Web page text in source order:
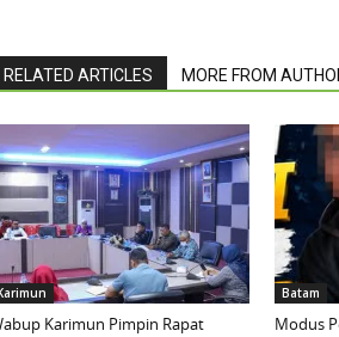
RELATED ARTICLES MORE FROM
Karimun Pimpin Rapat
Batam
Modus